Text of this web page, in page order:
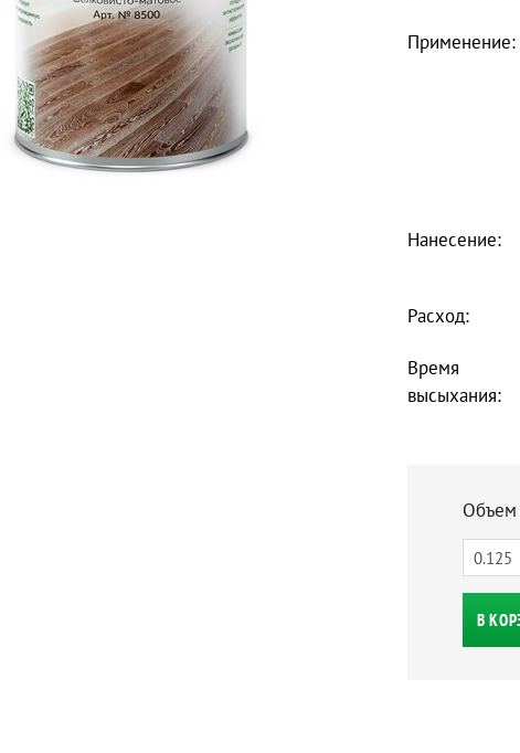
Применение:
Нанесение:
Расход:
Время
высыхания:
Объем
В